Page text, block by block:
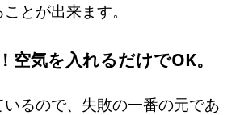
とが出来ます。
空気を入れるだけでOK。
るので、失敗の一番の元であ